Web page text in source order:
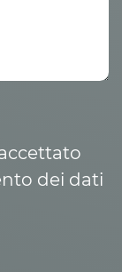
dei dati